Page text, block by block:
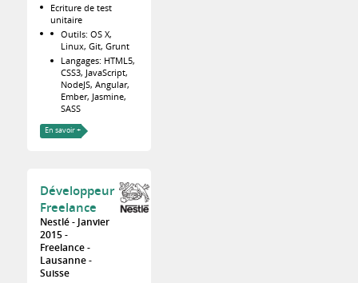
Ecriture de test
unitaire
Outils: OS X,
Linux, Git, Grunt
Langages: HTML5,
CSS3, JavaScript,
NodeJS, Angular,
Ember, Jasmine,
SASS
En savoir +
Développeur
Freelance
Nestlé
Janvier
2015
Freelance
Lausanne
Suisse